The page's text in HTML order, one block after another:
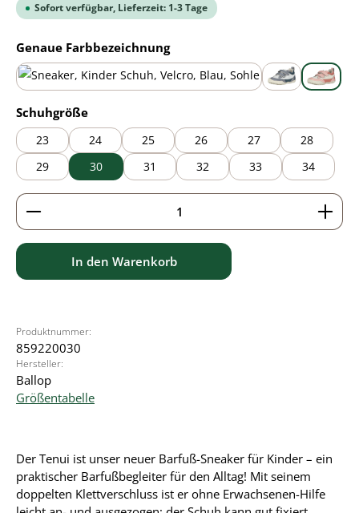
Sofort verfügbar, Lieferzeit: 1-3 Tage
Genaue Farbbezeichnungauswählen
blue grey pink
Schuhgrößeauswählen
23 24 25 26 27
28
29
30 31 32 33 34
Produkt Anzahl: Gib den gewünschten Wert ein
In den Warenkorb
Produktnummer:
859220030
Hersteller:
Ballop
Größentabelle
Der Tenui ist unser neuer Barfuß-Sneaker für Kinder – ein
praktischer Barfußbegleiter für den Alltag! Mit seinem
doppelten Klettverschluss ist er ohne Erwachsenen-Hilfe